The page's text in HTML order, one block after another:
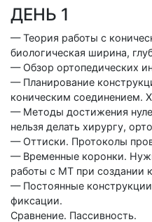
ДЕНЬ 1
— Теория работы с
биологическая ширина,
— Обзор ортопедических
— Планирование
коническим соединением.
— Методы достижения
нельзя делать хирургу,
— Оттиски. Протоколы
— Временные коронки.
работы с МТ при создании
— Постоянные
фиксации.
Сравнение. Пассивность.